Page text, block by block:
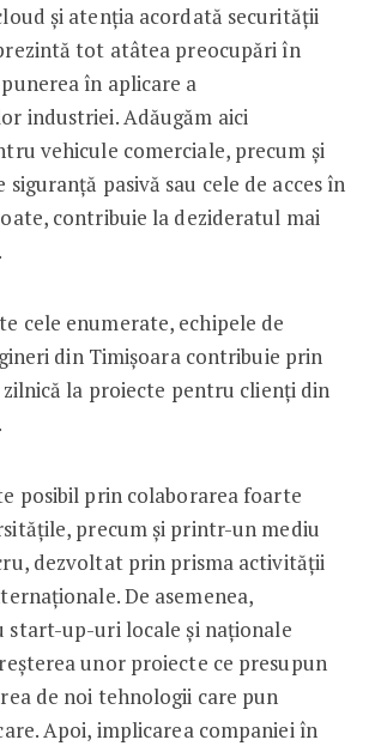
și atenția acordată securității
tot atâtea preocupări în
în aplicare a
industriei. Adăugăm aici
vehicule comerciale, precum și
pasivă sau cele de acces în
contribuie la dezideratul mai
cele enumerate, echipele de
din Timișoara contribuie prin
la proiecte pentru clienți din
posibil prin colaborarea foarte
precum și printr-un mediu
dezvoltat prin prisma activității
De asemenea,
start-up-uri locale și naționale
unor proiecte ce presupun
de noi tehnologii care pun
Apoi, implicarea companiei în